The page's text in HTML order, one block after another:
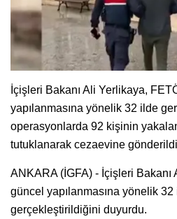
İçişleri Bakanı Ali Yerlikaya,
yapılanmasına yönelik 32 ilde
operasyonlarda 92 kişinin
tutuklanarak cezaevine
ANKARA (İGFA) - İçişleri Bakanı
güncel yapılanmasına yönelik
gerçekleştirildiğini duyurdu.